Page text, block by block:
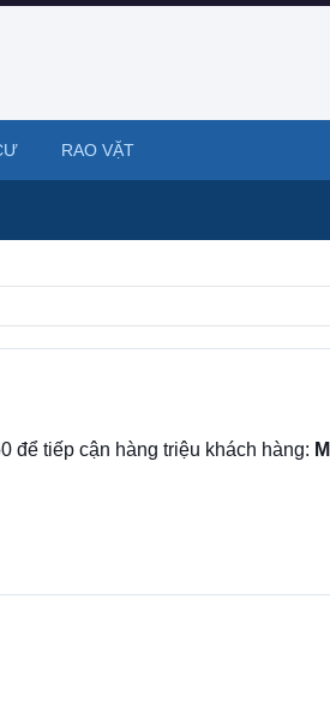
để tiếp cận hàng triệu khách hàng:
RAO VẶT